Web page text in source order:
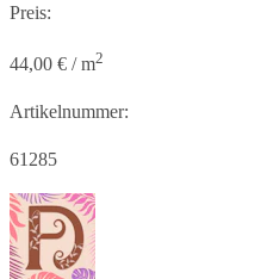
Preis:
44,00 € / m2
Artikelnummer:
61285